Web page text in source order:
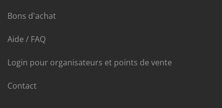
Bons d'achat
Aide / FAQ
Login pour organisateurs et points de vente
Contact